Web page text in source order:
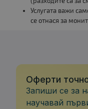
Услугата важи
се отнася за
Оферти
Запиши се за
научавай